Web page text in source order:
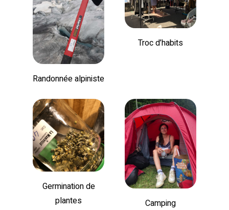
Randonnée alpiniste
Troc d’habits
Germination de
plantes
Camping